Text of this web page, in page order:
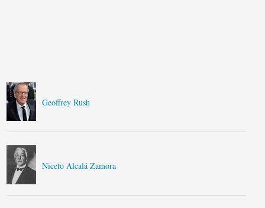
Geoffrey Rush
Niceto Alcalá Zamora